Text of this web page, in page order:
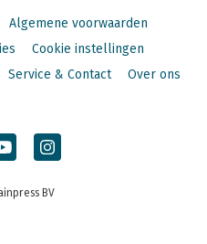
Algemene voorwaarden
Cookie instellingen
Service & Contact Over ons
BV